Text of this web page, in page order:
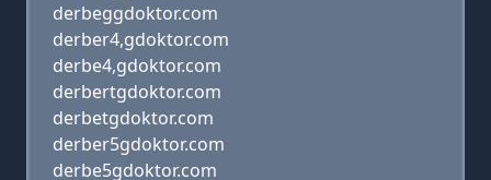
derbeggdoktor.com
derber4,gdoktor.com
derbe4,gdoktor.com
derbertgdoktor.com
derbetgdoktor.com
derber5gdoktor.com
derbe5gdoktor.com